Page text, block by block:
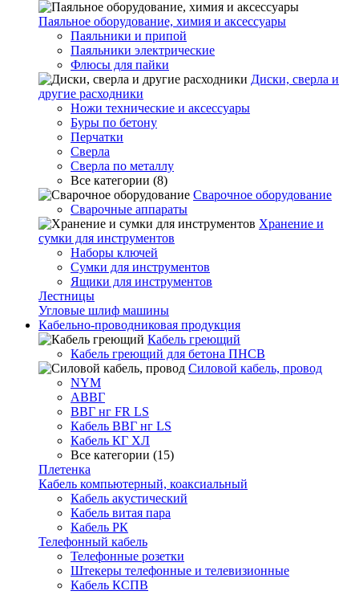
Паяльное оборудование, химия и аксессуары
Паяльники и припой
Паяльники электрические
Флюсы для пайки
Диски, сверла и
другие расходники
Ножи технические и аксессуары
Буры по бетону
Перчатки
Сверла
Сверла по металлу
Все категории (8)
Сварочное оборудование
Сварочные аппараты
Хранение и
сумки для инструментов
Наборы ключей
Сумки для инструментов
Ящики для инструментов
Лестницы
Угловые шлиф машины
Кабельно-проводниковая продукция
Кабель греющий
Кабель греющий для бетона ПНСВ
Силовой кабель, провод
NYM
АВВГ
ВВГ нг FR LS
Кабель ВВГ нг LS
Кабель КГ ХЛ
Все категории (15)
Плетенка
Кабель компьютерный, коаксиальный
Кабель акустический
Кабель витая пара
Кабель РК
Телефонный кабель
Телефонные розетки
Штекеры телефонные и телевизионные
Кабель КСПВ